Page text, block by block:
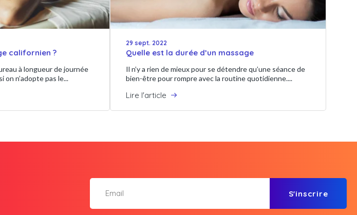
californien ?
à longueur de journée
n’adopte pas le...
29 sept. 2022
Quelle est la durée d’un massage
Il n’y a rien de mieux pour se détendre qu’une séance de
bien-être pour rompre avec la routine quotidienne....
Lire l'article
S'inscrire